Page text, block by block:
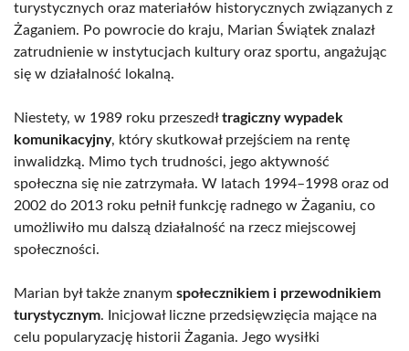
turystycznych oraz materiałów historycznych związanych z
Żaganiem. Po powrocie do kraju, Marian Świątek znalazł
zatrudnienie w instytucjach kultury oraz sportu, angażując
się w działalność lokalną.
Niestety, w 1989 roku przeszedłtragiczny wypadek
komunikacyjny, który skutkował przejściem na rentę
inwalidzką. Mimo tych trudności, jego aktywność
społeczna się nie zatrzymała. W latach 1994–1998 oraz od
2002 do 2013 roku pełnił funkcję radnego w Żaganiu, co
umożliwiło mu dalszą działalność na rzecz miejscowej
społeczności.
Marian był także znanym społecznikiem i przewodnikiem
turystycznym. Inicjował liczne przedsięwzięcia mające na
celu popularyzację historii Żagania. Jego wysiłki